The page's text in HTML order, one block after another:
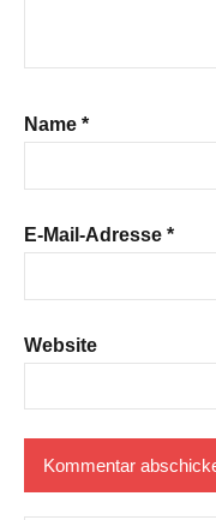
Name *
E-Mail-Adresse *
Website